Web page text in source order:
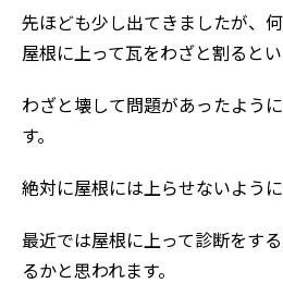
先ほども少し出てきましたが、
屋根に上って瓦をわざと割るとい
わざと壊して問題があったよう
す。
絶対に屋根には上らせないように
最近では屋根に上って診断をす
るかと思われます。